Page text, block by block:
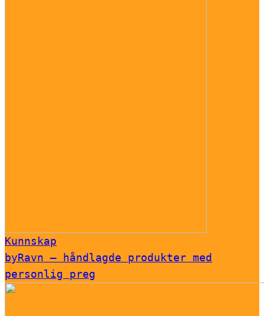
Kunnskap
byRavn – håndlagde produkter med
personlig preg